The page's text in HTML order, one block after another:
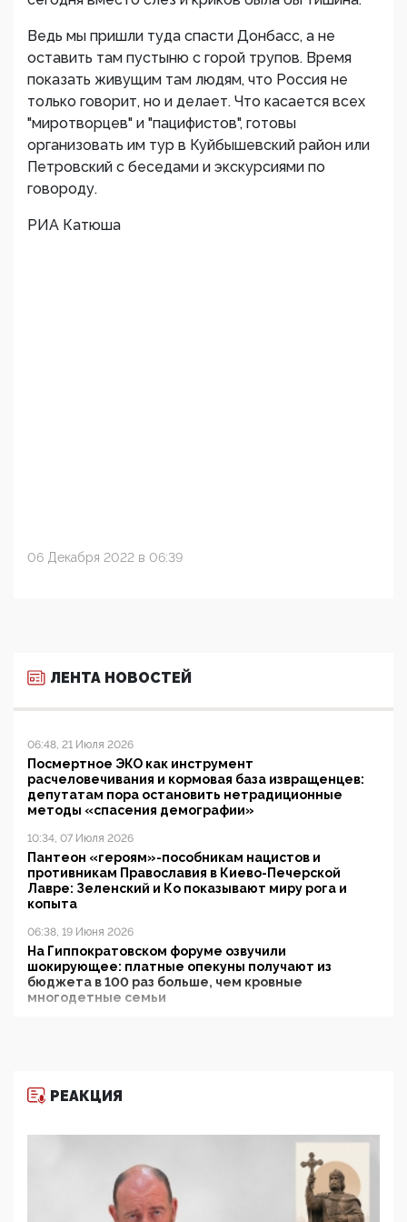
Ведь мы пришли туда спасти Донбасс, а не
оставить там пустыню с горой трупов. Время
показать живущим там людям, что Россия не
только говорит, но и делает. Что касается всех
"миротворцев" и "пацифистов", готовы
организовать им тур в Куйбышевский район или
Петровский с беседами и экскурсиями по
говороду.
РИА Катюша
06 Декабря 2022 в 06:39
ЛЕНТА НОВОСТЕЙ
06:48, 21 Июля 2026
Посмертное ЭКО как инструмент
расчеловечивания и кормовая база извращенцев:
депутатам пора остановить нетрадиционные
методы «спасения демографии»
10:34, 07 Июля 2026
Пантеон «героям»-пособникам нацистов и
противникам Православия в Киево-Печерской
Лавре: Зеленский и Ко показывают миру рога и
копыта
06:38, 19 Июня 2026
На Гиппократовском форуме озвучили
шокирующее: платные опекуны получают из
бюджета в 100 раз больше, чем кровные
многодетные семьи
11:53, 09 Июня 2026
деятельность ИИТО ЮНЕСКО в России, но
цифроглобалисты продолжают определять
повестку в образовании
09:43, 01 Июня 2026
5G за счет здоровья граждан: Минцифры намерено
РЕАКЦИЯ